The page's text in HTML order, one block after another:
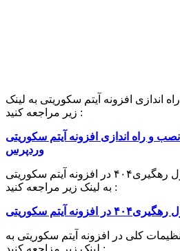
اندازی افزونه آیتم سکوریتی به لینک
زیر مراجعه کنید :
نصب و راه اندازی افزونه آیتم سکوریتی iThemes Security در
وردپرس
برای آشنایی با مفهوم ماژول رهگیری۴۰۴ در افزونه آیتم سکوریتی
به لینک زیر مراجعه کنید :
کلی در افزونه آیتم سکوریتی به